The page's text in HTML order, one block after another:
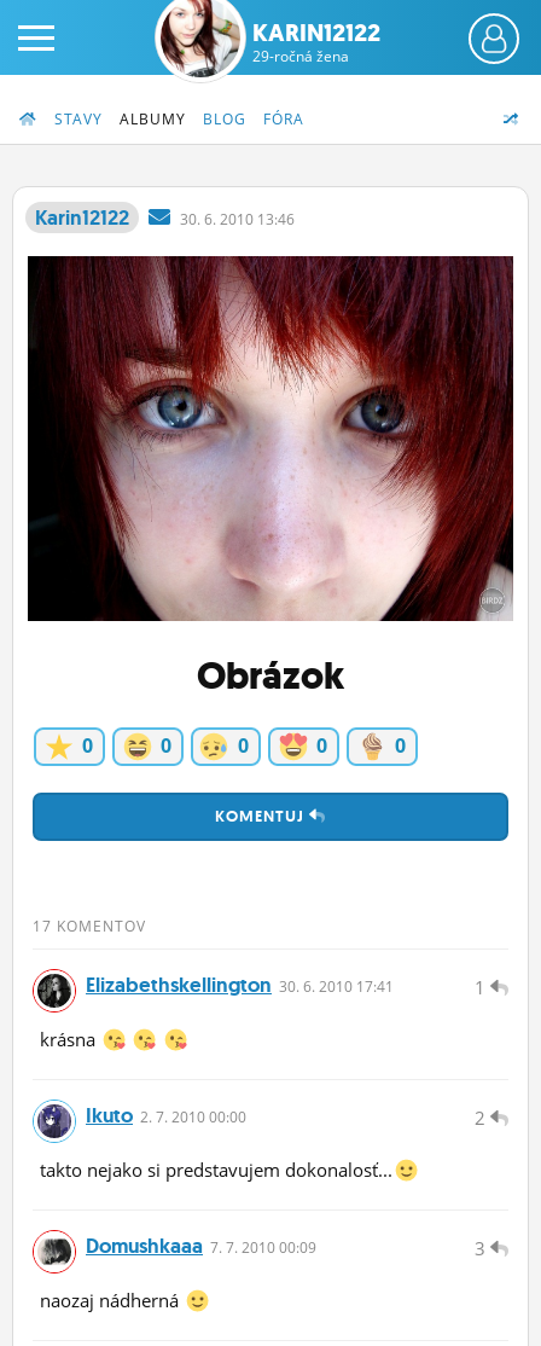
PRIHLÁS SA
ČINŽIAK
FÓRUM
STATUSY
BLOGY
OBRÁZKY
ĽUDIA
MÔJ PROFIL
NASTAVENIA
KARIN12122
29-ročná žena
STAVY ALBUMY BLOG FÓRA
Karin12122 30. 6. 2010 13:46
Obrázok
0 0 0 0 0
KOMENTUJ
17 KOMENTOV
1
Elizabethskellington 30. 6. 2010 17:41
krásna
2
Ikuto 2. 7. 2010 00:00
takto nejako si predstavujem dokonalosť...
3
Domushkaaa 7. 7. 2010 00:09
naozaj nádherná